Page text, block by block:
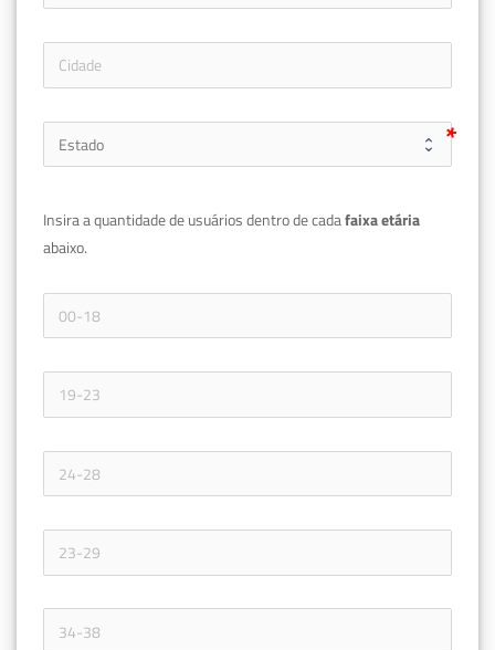
Insira a quantidade de usuários dentro de cada
abaixo.